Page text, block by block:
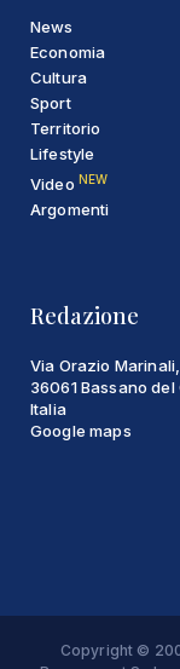
News
Economia
Cultura
Sport
Territorio
Lifestyle
Video NEW
Argomenti
Redazione
Via Orazio
36061 Bassano del
Italia
Google maps
Copyright ©